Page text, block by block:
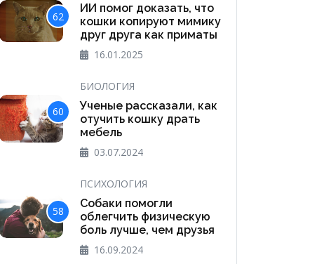
62
ИИ помог доказать, что
кошки копируют мимику
друг друга как приматы
16.01.2025
60
БИОЛОГИЯ
Ученые рассказали, как
отучить кошку драть
мебель
03.07.2024
58
ПСИХОЛОГИЯ
Собаки помогли
облегчить физическую
боль лучше, чем друзья
16.09.2024